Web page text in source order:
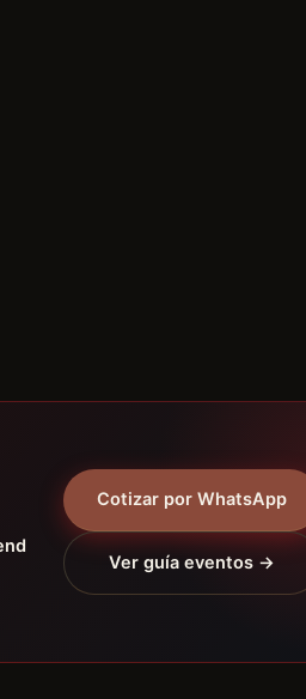
Cotizar por WhatsApp
Ver guía eventos →